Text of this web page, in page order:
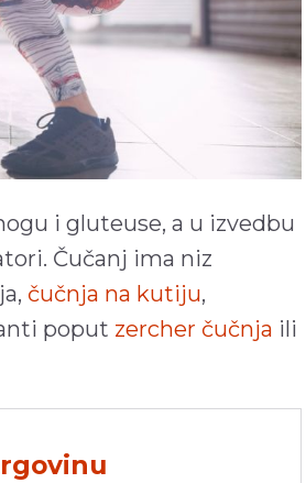
i gluteuse, a u izvedbu
Čučanj ima niz
čučnja na kutiju,
poput zercher čučnja ili